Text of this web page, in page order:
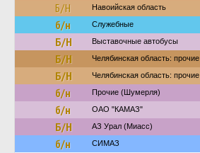
Б/Н Навоийская область
б/н Служебные
Б/Н Выставочные автобусы
Б/Н Челябинская область: прочие
Б/Н Челябинская область: прочие
б/н Прочие (Шумерля)
б/н ОАО "КАМАЗ"
Б/Н АЗ Урал (Миасс)
б/н СИМАЗ